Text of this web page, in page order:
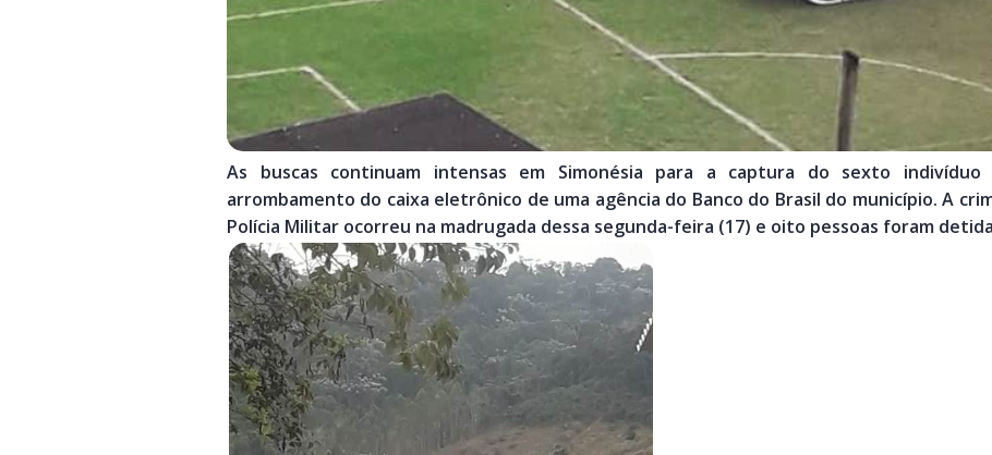
As buscas continuam intensas em Simonésia para a captura do sexto
arrombamento do caixa eletrônico de uma agência do Banco do Brasil do município. A
Polícia Militar ocorreu na madrugada dessa segunda-feira (17) e oito pessoas foram